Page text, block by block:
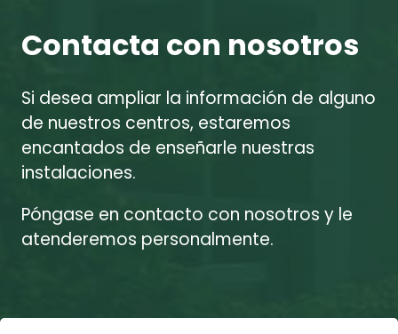
Contacta con nosotros
Si desea ampliar la información de alguno
de nuestros centros, estaremos
encantados de enseñarle nuestras
instalaciones.
Póngase en contacto con nosotros y le
atenderemos personalmente.